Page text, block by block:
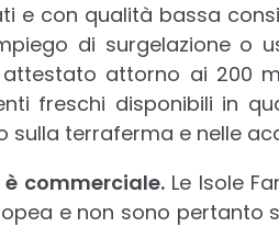
e con qualità bassa
di surgelazione o
attorno ai 200
freschi disponibili in
sulla terraferma e nelle
commerciale.Le Isole
e non sono